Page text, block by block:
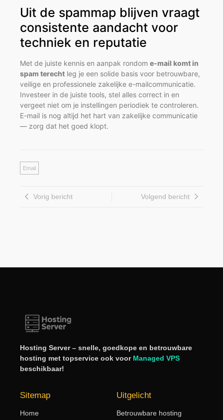
Uit de spammap blijven vraagt
consistente aandacht voor
techniek en reputatie
Met de juiste kennis en aanpak rondom e-mail komt in
spam terecht leg je een solide basis voor betrouwbare,
veilige en professionele zakelijke e-mailcommunicatie.
Investeer in de juiste tools, stel alles correct in en
vergeet niet om je instellingen periodiek te controleren.
E-mail is nog altijd het hart van zakelijke communicatie
— zorg dat het goed klopt.
Email
Vorig bericht Volgend bericht
Hosting Server – snelle, goedkope en betrouwbare
hosting met topservice ook voor Managed VPS
beschikbaar!
Sitemap
Home
Uitgelicht
Betrouwbare hosting